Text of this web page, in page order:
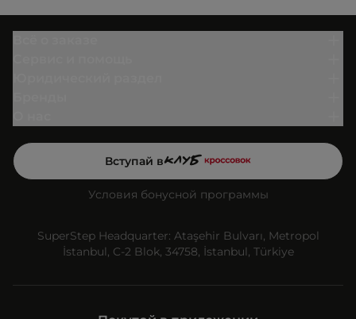
Вступай в
Условия бонусной программы
SuperStep Headquarter: Ataşehir Bulvarı, Metropol
İstanbul, C-2 Blok, 34758, İstanbul, Türkiye